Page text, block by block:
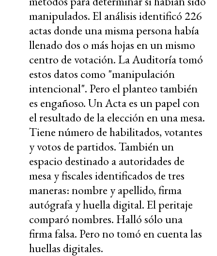
manipulados. El análisis identificó 226
actas donde una misma persona había
llenado dos o más hojas en un mismo
centro de votación. La Auditoría tomó
estos datos como "manipulación
intencional". Pero el planteo también
es engañoso. Un Acta es un papel con
el resultado de la elección en una mesa.
Tiene número de habilitados, votantes
y votos de partidos. También un
espacio destinado a autoridades de
mesa y fiscales identificados de tres
maneras: nombre y apellido, firma
autógrafa y huella digital. El peritaje
comparó nombres. Halló sólo una
firma falsa. Pero no tomó en cuenta las
huellas digitales.